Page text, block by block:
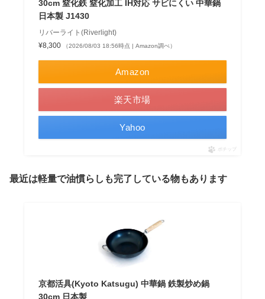
30cm 窒化鉄 窒化加工 IH対応 サビにくい 中華鍋
日本製 J1430
リバーライト(Riverlight)
¥8,300
（2026/08/03 18:56時点 | Amazon調べ）
Amazon
楽天市場
Yahoo
ポチップ
最近は軽量で油慣らしも完了している物もあります
京都活具(Kyoto Katsugu) 中華鍋 鉄製炒め鍋
30cm 日本製